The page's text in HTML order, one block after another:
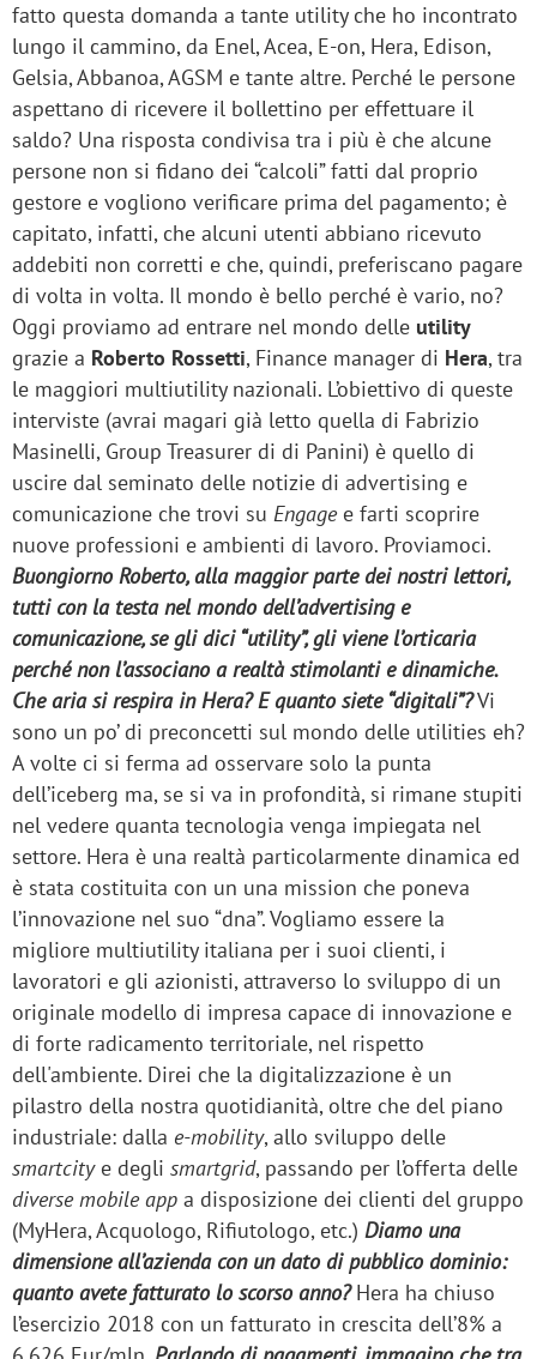
fatto questa domanda a tante utility che ho incontrato
lungo il cammino, da Enel, Acea, E-on, Hera, Edison,
Gelsia, Abbanoa, AGSM e tante altre. Perché le persone
aspettano di ricevere il bollettino per effettuare il
saldo? Una risposta condivisa tra i più è che alcune
persone non si fidano dei “calcoli” fatti dal proprio
gestore e vogliono verificare prima del pagamento; è
capitato, infatti, che alcuni utenti abbiano ricevuto
addebiti non corretti e che, quindi, preferiscano pagare
di volta in volta. Il mondo è bello perché è vario, no?
Oggi proviamo ad entrare nel mondo delle utility
grazie a Roberto Rossetti, Finance manager di Hera, tra
le maggiori multiutility nazionali. L’obiettivo di queste
interviste (avrai magari già letto quella di Fabrizio
Masinelli, Group Treasurer di di Panini) è quello di
uscire dal seminato delle notizie di advertising e
comunicazione che trovi su Engagee farti scoprire
nuove professioni e ambienti di lavoro. Proviamoci.
Buongiorno Roberto, alla maggior parte dei nostri lettori,
tutti con la testa nel mondo dell’advertising e
comunicazione, se gli dici “utility”, gli viene l’orticaria
perché non l’associano a realtà stimolanti e dinamiche.
Che aria si respira in Hera? E quanto siete “digitali”?Vi
sono un po’ di preconcetti sul mondo delle utilities eh?
A volte ci si ferma ad osservare solo la punta
dell’iceberg ma, se si va in profondità, si rimane stupiti
nel vedere quanta tecnologia venga impiegata nel
settore. Hera è una realtà particolarmente dinamica ed
è stata costituita con un una mission che poneva
l’innovazione nel suo “dna”. Vogliamo essere la
migliore multiutility italiana per i suoi clienti, i
lavoratori e gli azionisti, attraverso lo sviluppo di un
originale modello di impresa capace di innovazione e
di forte radicamento territoriale, nel rispetto
dell'ambiente. Direi che la digitalizzazione è un
pilastro della nostra quotidianità, oltre che del piano
industriale: dalla e-mobility, allo sviluppo delle
smartcity e degli smartgrid, passando per l’offerta delle
diverse mobile app a disposizione dei clienti del gruppo
(MyHera, Acquologo, Rifiutologo, etc.) Diamo una
dimensione all’azienda con un dato di pubblico dominio:
quanto avete fatturato lo scorso anno?Hera ha chiuso
l’esercizio 2018 con un fatturato in crescita dell’8% a